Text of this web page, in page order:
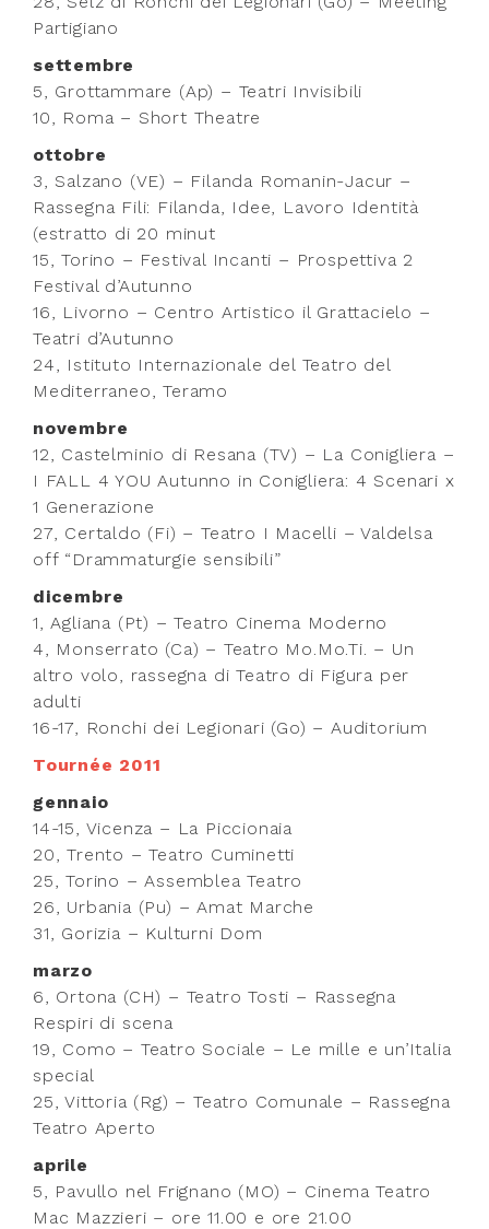
Partigiano
settembre
5, Grottammare (Ap) – Teatri Invisibili
10, Roma – Short Theatre
ottobre
3, Salzano (VE) – Filanda Romanin-Jacur –
Rassegna Fili: Filanda, Idee, Lavoro Identità
(estratto di 20 minut
15, Torino – Festival Incanti – Prospettiva 2
Festival d’Autunno
16, Livorno – Centro Artistico il Grattacielo –
Teatri d’Autunno
24, Istituto Internazionale del Teatro del
Mediterraneo, Teramo
novembre
12, Castelminio di Resana (TV) – La Conigliera –
I FALL 4 YOU Autunno in Conigliera: 4 Scenari x
1 Generazione
27, Certaldo (Fi) – Teatro I Macelli – Valdelsa
off “Drammaturgie sensibili”
dicembre
1, Agliana (Pt) – Teatro Cinema Moderno
4, Monserrato (Ca) – Teatro Mo.Mo.Ti. – Un
altro volo, rassegna di Teatro di Figura per
adulti
16-17, Ronchi dei Legionari (Go) – Auditorium
Tournée 2011
gennaio
14-15, Vicenza – La Piccionaia
20, Trento – Teatro Cuminetti
25, Torino – Assemblea Teatro
26, Urbania (Pu) – Amat Marche
31, Gorizia – Kulturni Dom
marzo
6, Ortona (CH) – Teatro Tosti – Rassegna
Respiri di scena
19, Como – Teatro Sociale – Le mille e un’Italia
special
25, Vittoria (Rg) – Teatro Comunale – Rassegna
Teatro Aperto
aprile
5, Pavullo nel Frignano (MO) – Cinema Teatro
Mac Mazzieri – ore 11.00 e ore 21.00